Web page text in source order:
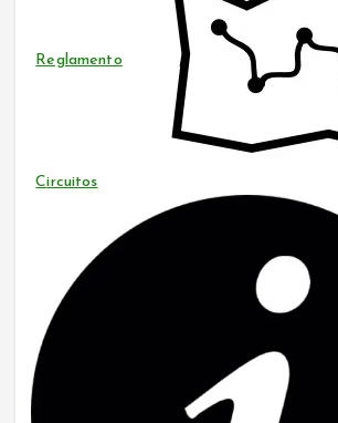
Reglamento
Circuitos